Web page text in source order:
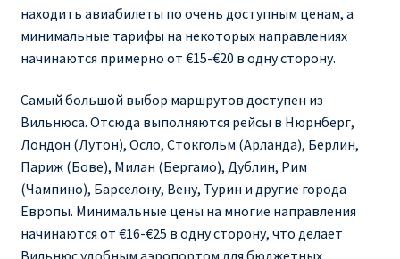
Ryanair Польша
RYANAIR ПОРТУГАЛИЯ
RYANAIR ПОСАДОЧНЫЙ ТАЛОН – BOARDING PASS
Ryanair Россия
RYANAIR ТЕЛЬ-АВИВ, ЭЙЛАТ, ИЗРАИЛЬ
RYANAIR УКРАИНА | АВИАБИЛЕТЫ ОТ €15
находить авиабилеты по очень доступным ценам, а
минимальные тарифы на некоторых направлениях
начинаются примерно от €15-€20 в одну сторону.
Самый большой выбор маршрутов доступен из
Вильнюса. Отсюда выполняются рейсы в Нюрнберг,
Лондон (Лутон), Осло, Стокгольм (Арланда), Берлин,
Париж (Бове), Милан (Бергамо), Дублин, Рим
(Чампино), Барселону, Вену, Турин и другие города
Европы. Минимальные цены на многие направления
начинаются от €16-€25 в одну сторону, что делает